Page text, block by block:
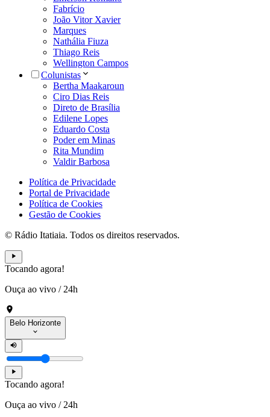
Fabrício
João Vitor Xavier
Marques
Nathália Fiuza
Thiago Reis
Wellington Campos
Colunistas
Bertha Maakaroun
Ciro Dias Reis
Direto de Brasília
Edilene Lopes
Eduardo Costa
Poder em Minas
Rita Mundim
Valdir Barbosa
Política de Privacidade
Portal de Privacidade
Política de Cookies
Gestão de Cookies
© Rádio Itatiaia. Todos os direitos reservados.
Tocando agora!
Ouça ao vivo / 24h
Belo Horizonte
Tocando agora!
Ouça ao vivo / 24h